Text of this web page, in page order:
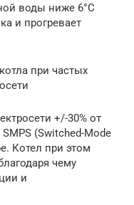
воды ниже 6°С
и прогревает
при частых
+/-30% от
(Switched-Mode
Котел при этом
чему
и